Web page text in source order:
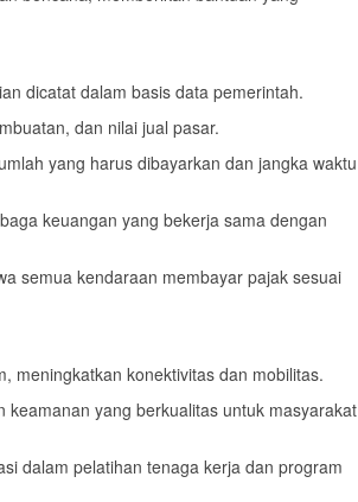
dicatat dalam basis data pemerintah.
dan nilai jual pasar.
yang harus dibayarkan dan jangka waktu
keuangan yang bekerja sama dengan
semua kendaraan membayar pajak sesuai
meningkatkan konektivitas dan mobilitas.
yang berkualitas untuk masyarakat
dalam pelatihan tenaga kerja dan program